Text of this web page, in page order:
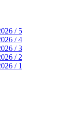
/ 5
/ 4
/ 3
/ 2
/ 1